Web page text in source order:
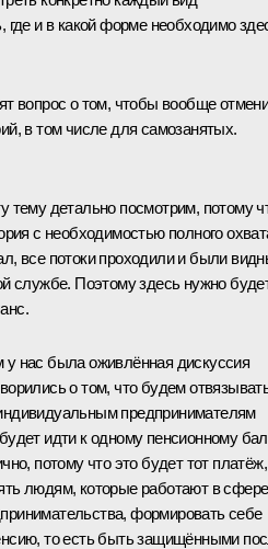
где и в какой форме необходимо
вопрос о том, чтобы вообще
в том числе для самозанятых.
тему детально посмотрим, потому
с необходимостью полного
все потоки проходили и были
службе. Поэтому здесь нужно
нас была оживлённая дискуссия
о том, что будем
предпринимателям
идти к одному пенсионному
потому что это будет тот платёж,
людям, которые работают в сфере
формировать себе
то есть быть защищёнными